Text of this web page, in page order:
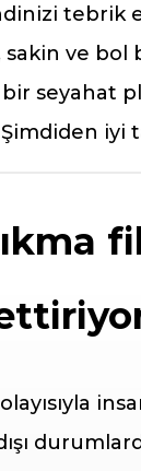
tebrik
ve bol
seyahat
iyi